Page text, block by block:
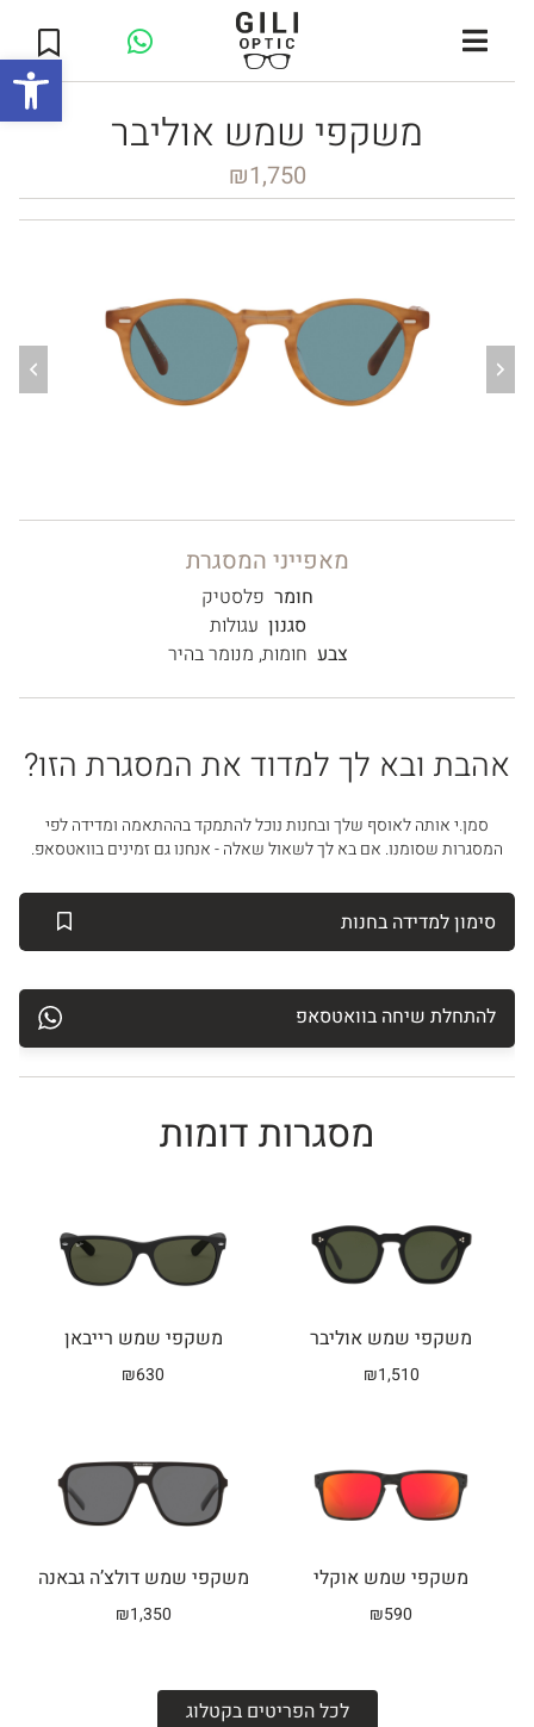
Open toolbar
משקפי שמש אוליבר
₪1,750
מאפייני המסגרת
חומר פלסטיק
סגנון עגולות
צבע חומות, מנומר בהיר
אהבת ובא לך למדוד את המסגרת הזו?
סמן.י אותה לאוסף שלך ובחנות נוכל להתמקד בההתאמה ומדידה לפי
המסגרות שסומנו. אם בא לך לשאול שאלה - אנחנו גם זמינים בוואטסאפ.
להתחלת שיחה בוואטסאפ
סימון למדידה בחנות
מסגרות דומות
משקפי שמש רייבאן
₪630
משקפי שמש אוליבר
₪1,510
משקפי שמש דולצ’ה גבאנה
₪1,350
משקפי שמש אוקלי
₪590
לכל הפריטים בקטלוג